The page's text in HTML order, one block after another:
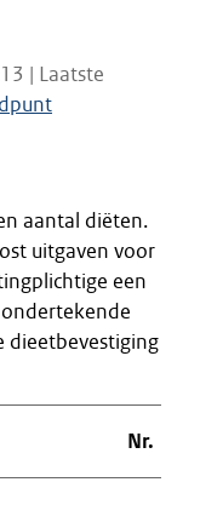
| Laatste
aantal diëten.
uitgaven voor
een
dieetbevestiging
Nr.